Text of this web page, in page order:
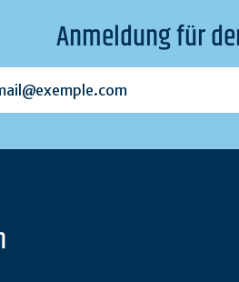
Anmeldung für